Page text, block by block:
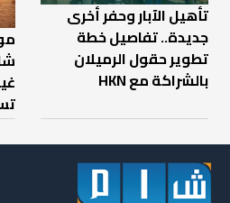
تأهيل الآبار وحفر أخرى
جديدة.. تفاصيل خطة
تطوير حقول الرميلان
بالشراكة مع HKN